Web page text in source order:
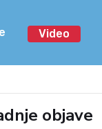
Video
objave